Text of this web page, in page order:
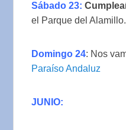
Sábado 23:
el Parque del Alamillo.
Domingo 24: Nos
Paraíso Andaluz
JUNIO: